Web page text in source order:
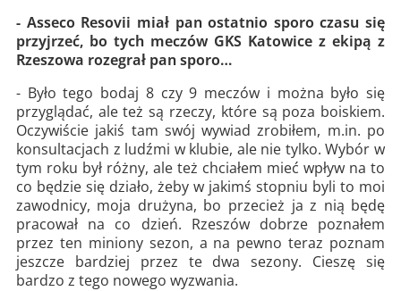
- Asseco Resovii miał pan ostatnio sporo czasu się
przyjrzeć, bo tych meczów GKS Katowice z ekipą z
Rzeszowa rozegrał pan sporo…
- Było tego bodaj 8 czy 9 meczów i można było się
przyglądać, ale też są rzeczy, które są poza boiskiem.
Oczywiście jakiś tam swój wywiad zrobiłem, m.in. po
konsultacjach z ludźmi w klubie, ale nie tylko. Wybór w
tym roku był różny, ale też chciałem mieć wpływ na to
co będzie się działo, żeby w jakimś stopniu byli to moi
zawodnicy, moja drużyna, bo przecież ja z nią będę
pracował na co dzień. Rzeszów dobrze poznałem
przez ten miniony sezon, a na pewno teraz poznam
jeszcze bardziej przez te dwa sezony. Cieszę się
bardzo z tego nowego wyzwania.